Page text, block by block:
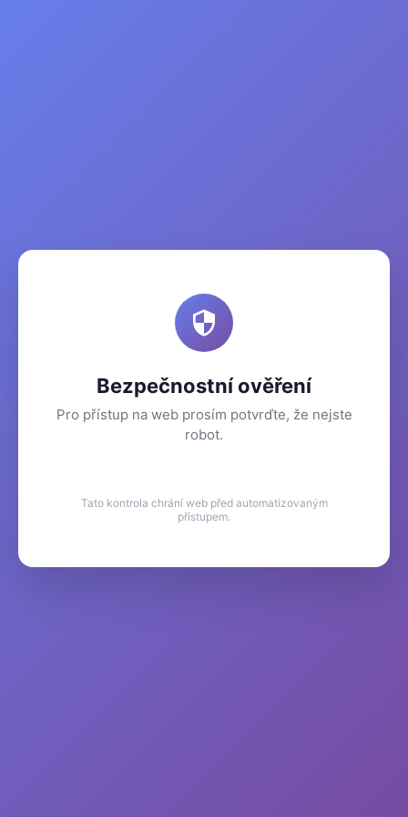
Bezpečnostní ověření
Pro přístup na web prosím potvrďte, že nejste
robot.
Tato kontrola chrání web před automatizovaným
přístupem.